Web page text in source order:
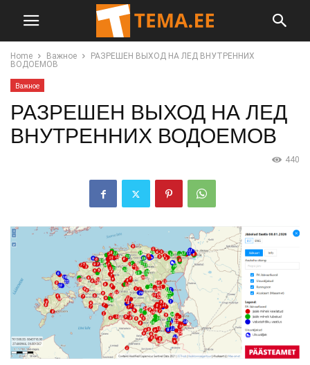
Home Важное
РАЗРЕШЕН ВЫХОД НА ЛЕД ВНУТРЕННИХ
ВОДОЕМОВ
Важное
РАЗРЕШЕН ВЫХОД НА ЛЕД
ВНУТРЕННИХ ВОДОЕМОВ
440